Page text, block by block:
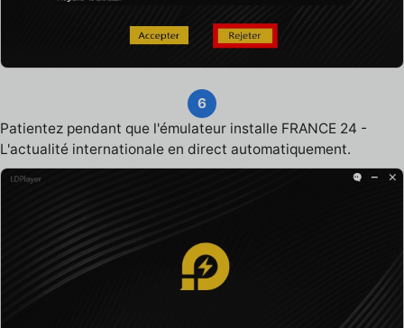
6
Patientez pendant que l'émulateur installe FRANCE 24 -
L'actualité internationale en direct automatiquement.